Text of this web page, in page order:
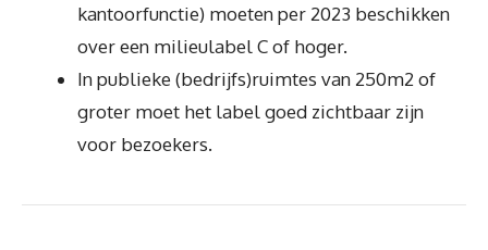
kantoorfunctie) moeten per 2023 beschikken
over een milieulabel C of hoger.
In publieke (bedrijfs)ruimtes van 250m2 of
groter moet het label goed zichtbaar zijn
voor bezoekers.